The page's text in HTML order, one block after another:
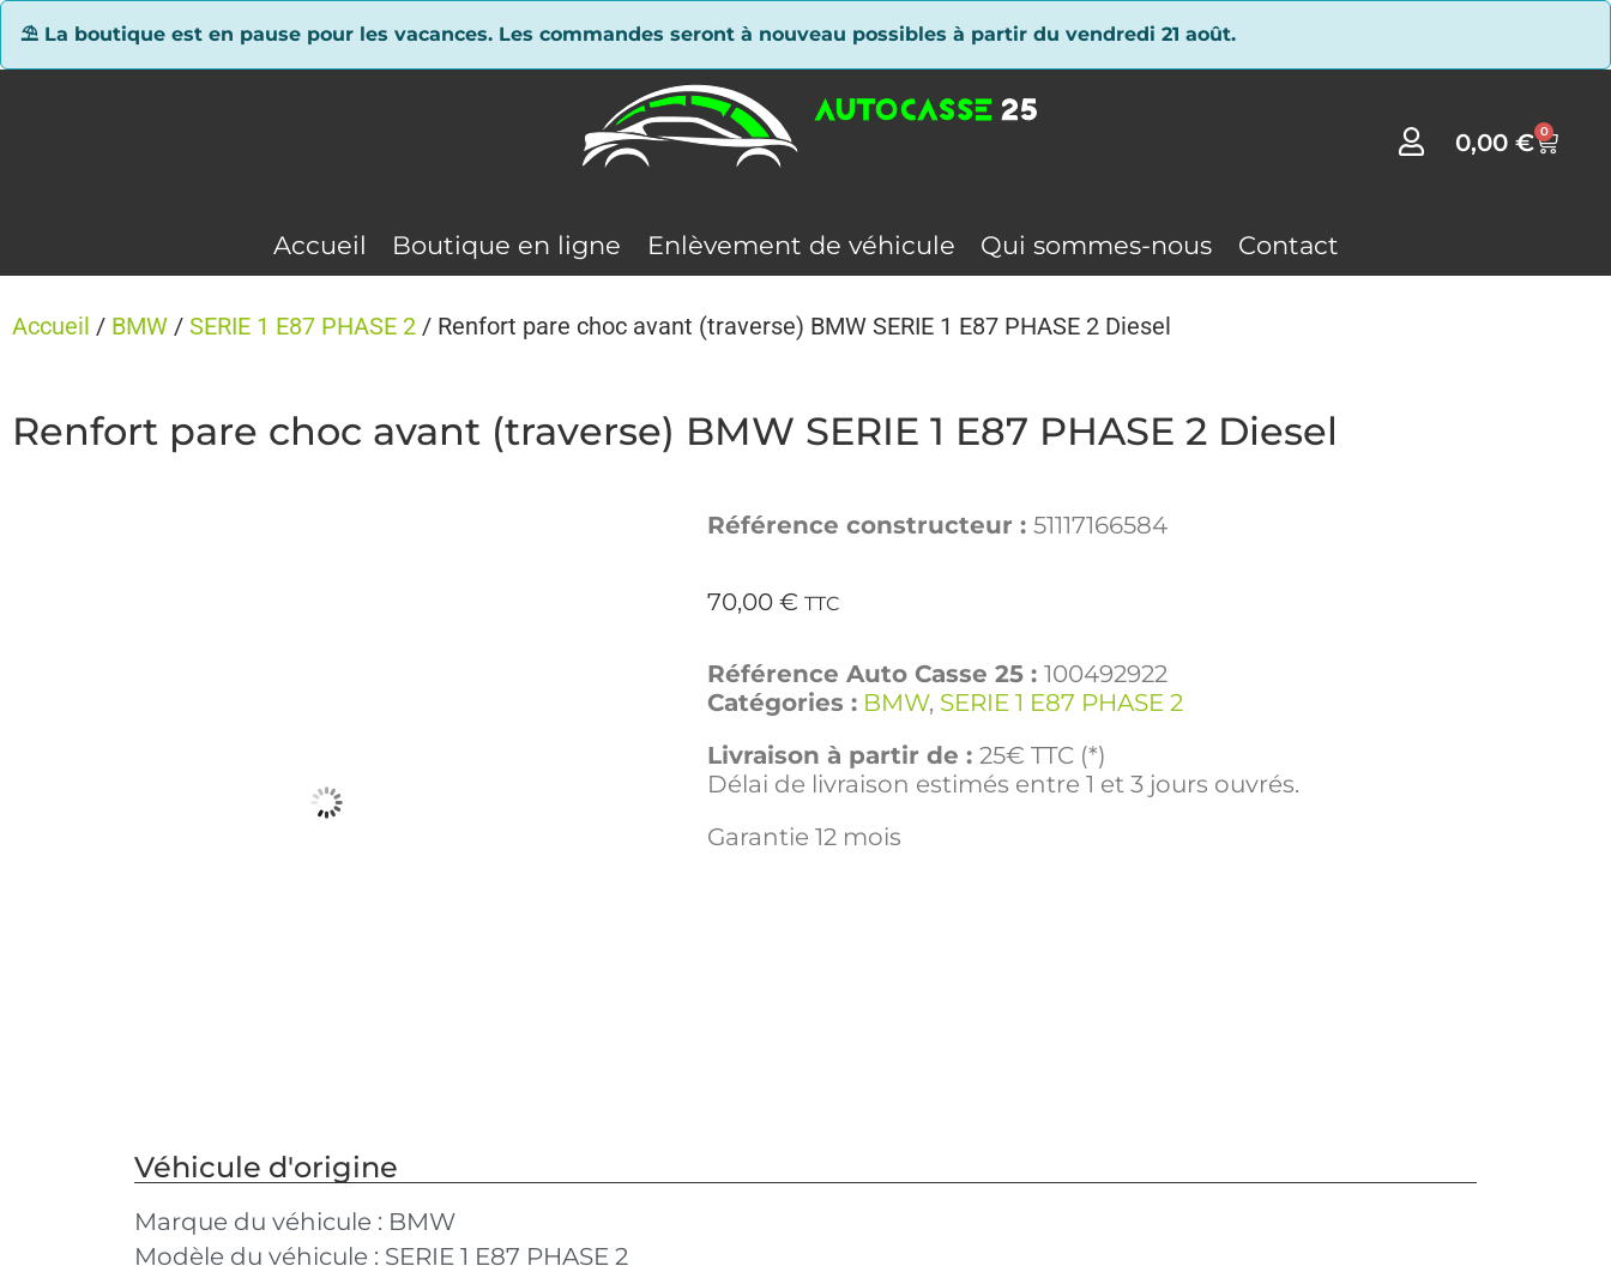
⛱ La boutique est en pause pour les vacances. Les commandes seront à nouveau possibles à partir du vendredi 21 août.
0,00€ 0
Accueil Boutique en ligne Enlèvement de véhicule Qui sommes-nous Contact
Accueil / BMW / SERIE 1 E87 PHASE 2 / Renfort pare choc avant (traverse) BMW SERIE 1 E87 PHASE 2 Diesel
Renfort pare choc avant (traverse) BMW SERIE 1 E87 PHASE 2 Diesel
Référence constructeur : 51117166584
70,00 € TTC
Référence Auto Casse 25 : 100492922
Catégories : BMW, SERIE 1 E87 PHASE 2
Livraison à partir de : 25€ TTC (*)
Délai de livraison estimés entre 1 et 3 jours ouvrés.
Garantie 12 mois
Véhicule d'origine
Marque du véhicule : BMW
Modèle du véhicule : SERIE 1 E87 PHASE 2
Panneau de gestion des cookies